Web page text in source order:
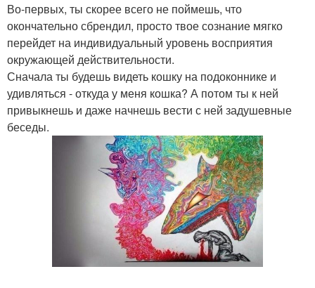
Во-первых, ты скорее всего не поймешь, что
окончательно сбрендил, просто твое сознание мягко
перейдет на индивидуальный уровень восприятия
окружающей действительности.
Сначала ты будешь видеть кошку на подоконнике и
удивляться - откуда у меня кошка? А потом ты к ней
привыкнешь и даже начнешь вести с ней задушевные
беседы.